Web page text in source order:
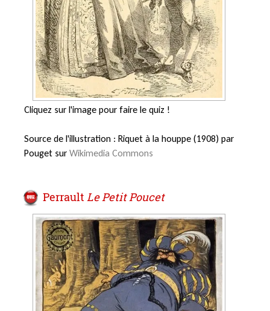
Cliquez sur l'image pour faire le quiz !
Source de l'illustration : Riquet à la houppe (1908) par
Pouget sur Wikimedia Commons
Perrault Le Petit Poucet